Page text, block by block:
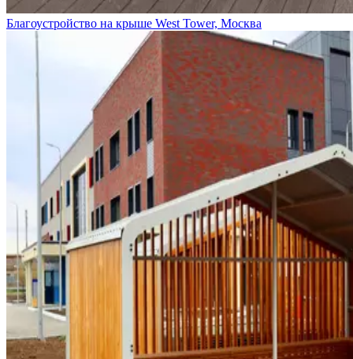
Благоустройство на крыше West Tower, Москва